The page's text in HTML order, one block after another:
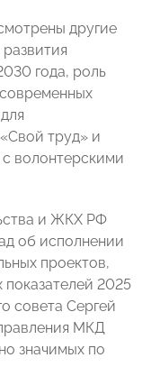
другие
года, роль
труд» и
волонтерскими
и ЖКХ РФ
об исполнении
проектов,
2025
совета Сергей
МКД
значимых по